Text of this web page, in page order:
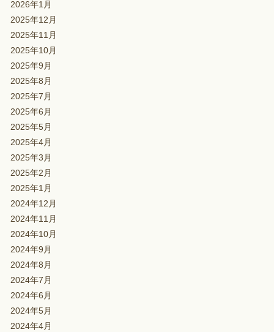
2026年1月
2025年12月
2025年11月
2025年10月
2025年9月
2025年8月
2025年7月
2025年6月
2025年5月
2025年4月
2025年3月
2025年2月
2025年1月
2024年12月
2024年11月
2024年10月
2024年9月
2024年8月
2024年7月
2024年6月
2024年5月
2024年4月